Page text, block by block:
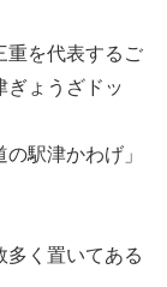
重を代表するご
ょうざドッ
駅津かわげ」
く置いてある